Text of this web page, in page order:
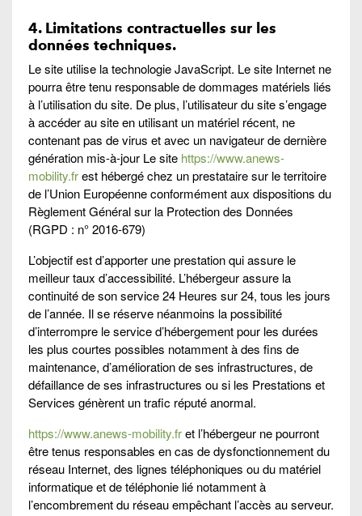
4. Limitations contractuelles sur les
données techniques.
Le site utilise la technologie JavaScript. Le site Internet ne
pourra être tenu responsable de dommages matériels liés
à l’utilisation du site. De plus, l’utilisateur du site s’engage
à accéder au site en utilisant un matériel récent, ne
contenant pas de virus et avec un navigateur de dernière
génération mis-à-jour Le site https://www.anews-
mobility.frest hébergé chez un prestataire sur le territoire
de l’Union Européenne conformément aux dispositions du
Règlement Général sur la Protection des Données
(RGPD : n° 2016-679)
L’objectif est d’apporter une prestation qui assure le
meilleur taux d’accessibilité. L’hébergeur assure la
continuité de son service 24 Heures sur 24, tous les jours
de l’année. Il se réserve néanmoins la possibilité
d’interrompre le service d’hébergement pour les durées
les plus courtes possibles notamment à des fins de
maintenance, d’amélioration de ses infrastructures, de
défaillance de ses infrastructures ou si les Prestations et
Services génèrent un trafic réputé anormal.
https://www.anews-mobility.fret l’hébergeur ne pourront
être tenus responsables en cas de dysfonctionnement du
réseau Internet, des lignes téléphoniques ou du matériel
informatique et de téléphonie lié notamment à
l’encombrement du réseau empêchant l’accès au serveur.